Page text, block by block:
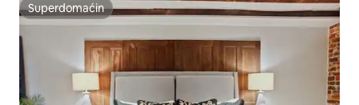
Superdomaćin
Superdomaćin